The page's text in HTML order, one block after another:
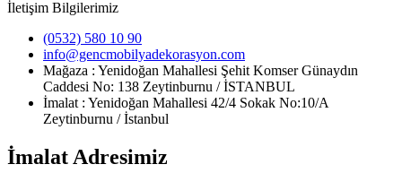
İletişim Bilgilerimiz
(0532) 580 10 90
info@gencmobilyadekorasyon.com
Mağaza : Yenidoğan Mahallesi Şehit Komser Günaydın
Caddesi No: 138 Zeytinburnu / İSTANBUL
İmalat : Yenidoğan Mahallesi 42/4 Sokak No:10/A
Zeytinburnu / İstanbul
İmalat Adresimiz